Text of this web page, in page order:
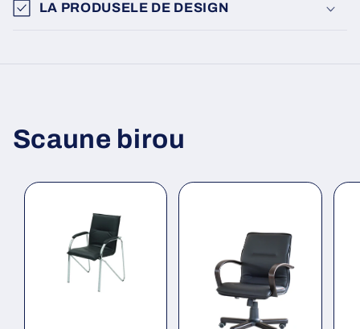
LA PRODUSELE DE DESIGN
Scaune birou